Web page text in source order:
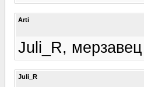
Arti
Juli_R,
Juli_R